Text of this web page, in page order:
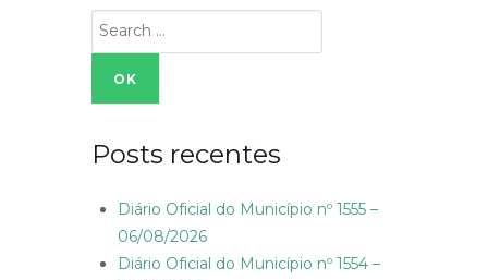
Search
for:
Posts recentes
Diário Oficial do Município nº 1555 –
06/08/2026
Diário Oficial do Município nº 1554 –